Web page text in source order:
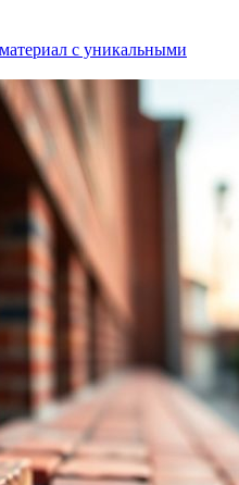
с уникальными